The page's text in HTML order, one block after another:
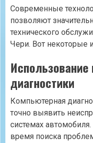
Современные
позволяют
технического
Чери. Вот некоторые
диагностики
Компьютерная
точно выявить
системах
время поиска